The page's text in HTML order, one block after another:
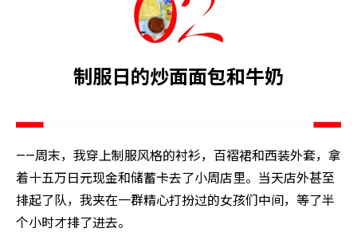
制服日的炒面面包和牛奶
——周末，我穿上制服风格的衬衫，百褶裙和西装外套，拿
着十五万日元现金和储蓄卡去了小周店里。当天店外甚至
排起了队，我夹在一群精心打扮过的女孩们中间，等了半
个小时才排了进去。